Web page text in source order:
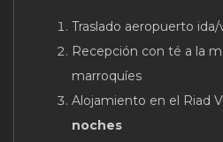
Traslado aeropuerto
Recepción con té a la
marroquíes
Alojamiento en el Riad
noches